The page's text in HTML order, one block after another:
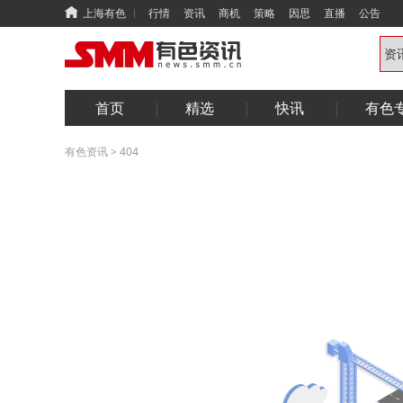
上海有色 行情 资讯 商机 策略 因思 直播 公告
首页 精选 快讯 有色
有色资讯> 404